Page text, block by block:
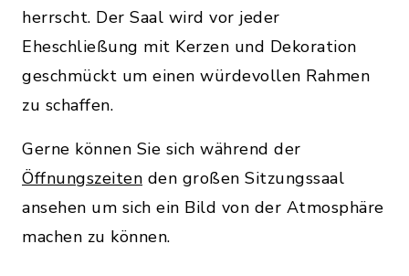
herrscht. Der Saal wird vor jeder
Eheschließung mit Kerzen und Dekoration
geschmückt um einen würdevollen Rahmen
zu schaffen.
Gerne können Sie sich während der
Öffnungszeiten den großen Sitzungssaal
ansehen um sich ein Bild von der Atmosphäre
machen zu können.